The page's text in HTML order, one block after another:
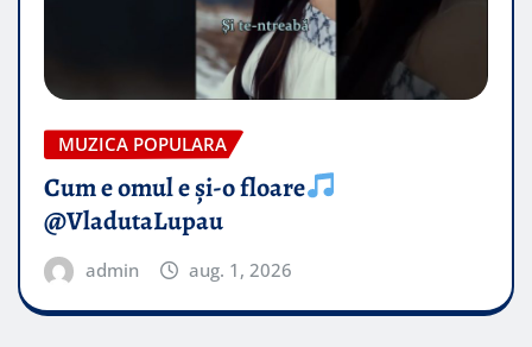
MUZICA POPULARA
Cum e omul e și-o floare
@VladutaLupau
admin aug. 1, 2026